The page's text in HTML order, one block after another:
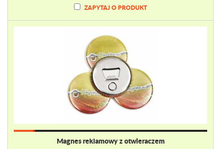
ZAPYTAJ O PRODUKT
Magnes reklamowy z otwieraczem